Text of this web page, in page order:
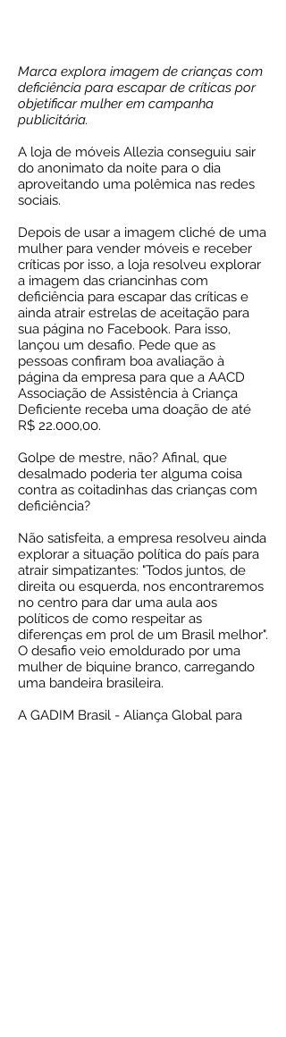
Marca explora imagem de crianças com
deficiência para escapar de críticas por
objetificar mulher em campanha
publicitária.
A loja de móveis Allezia conseguiu sair
do anonimato da noite para o dia
aproveitando uma polêmica nas redes
sociais.
Depois de usar a imagem cliché de uma
mulher para vender móveis e receber
críticas por isso, a loja resolveu explorar
a imagem das criancinhas com
deficiência para escapar das críticas e
ainda atrair estrelas de aceitação para
sua página no Facebook. Para isso,
lançou um desafio. Pede que as
pessoas confiram boa avaliação à
página da empresa para que a AACD
Associação de Assistência à Criança
Deficiente receba uma doação de até
R$ 22.000,00.
Golpe de mestre, não? Afinal, que
desalmado poderia ter alguma coisa
contra as coitadinhas das crianças com
deficiência?
Não satisfeita, a empresa resolveu ainda
explorar a situação política do país para
atrair simpatizantes: "Todos juntos, de
direita ou esquerda, nos encontraremos
no centro para dar uma aula aos
políticos de como respeitar as
diferenças em prol de um Brasil melhor".
O desafio veio emoldurado por uma
mulher de biquine branco, carregando
uma bandeira brasileira.
A GADIM Brasil - Aliança Global para